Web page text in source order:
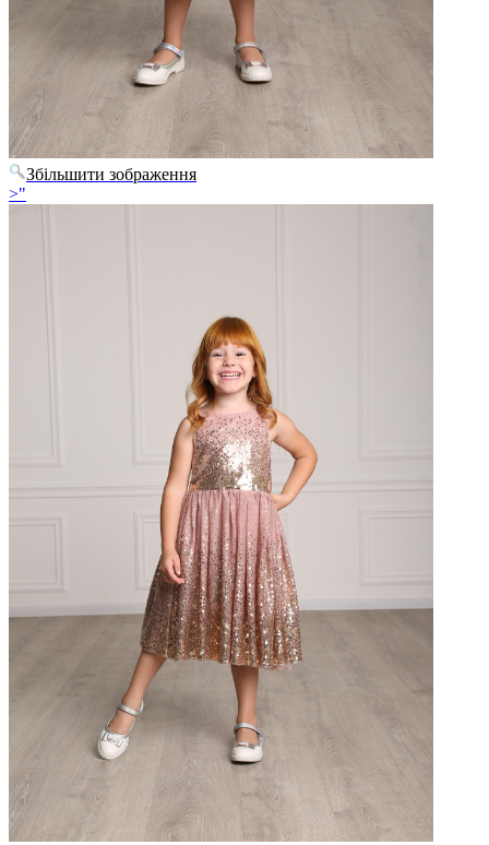
Збільшити зображення
>"